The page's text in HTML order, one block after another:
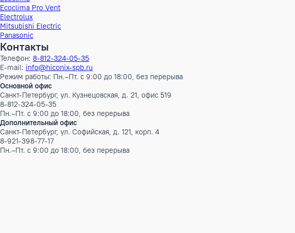
Ширина
Глубина
ШxГxВ
Вес
Бренд
Наименование серии
Инверторный
Документация
Каталог Panasonic 2024-2025.pdf
Каталог Panasonic 2023-2024.pdf
Бренды
AUX
CLIMAVENETA
Ecoclima